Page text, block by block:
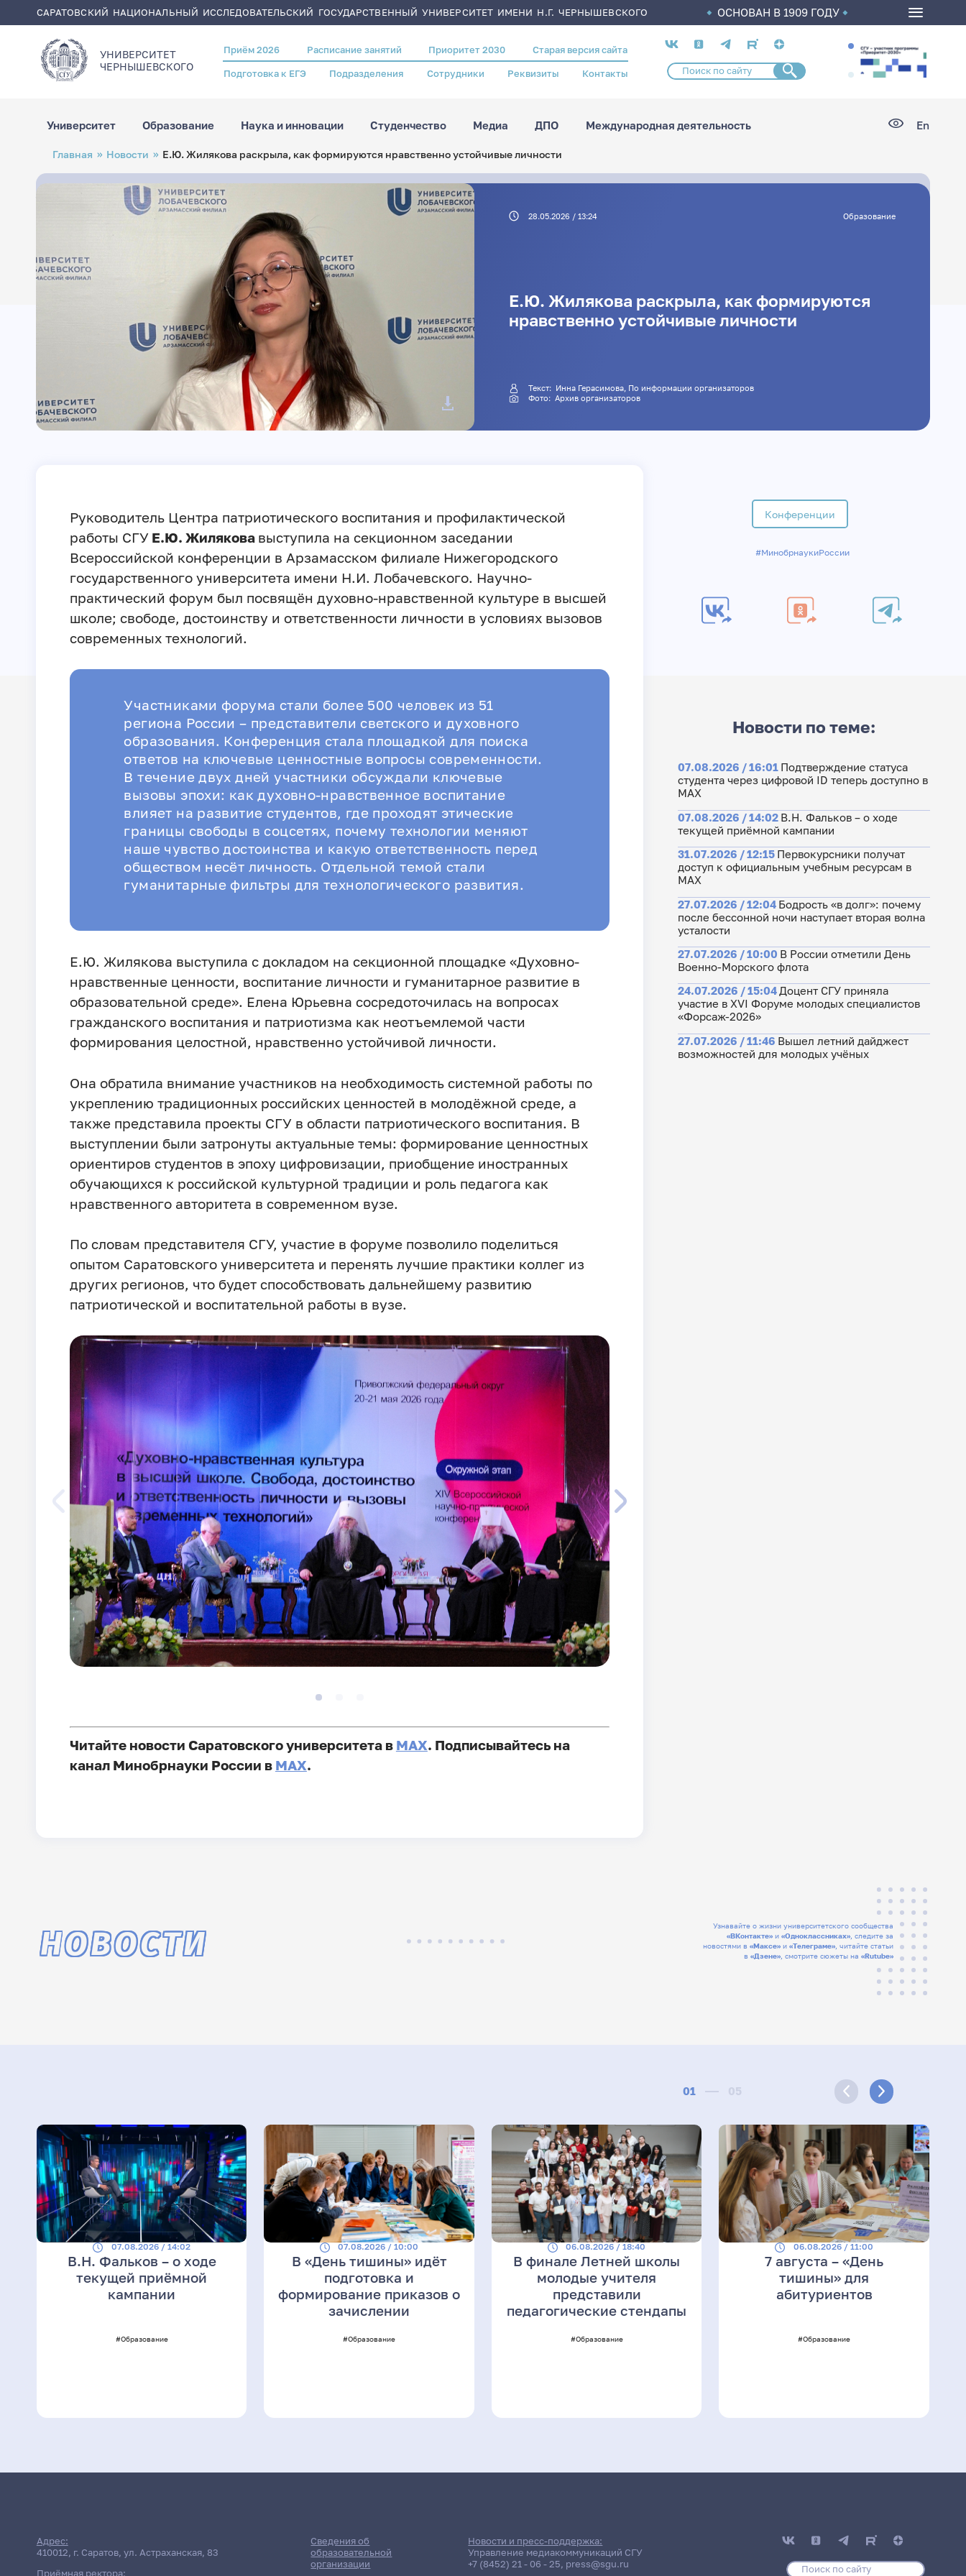
содержанию
САРАТОВСКИЙ НАЦИОНАЛЬНЫЙ ИССЛЕДОВАТЕЛЬСКИЙ ГОСУДАРСТВЕННЫЙ УНИВЕРСИТЕТ ИМЕНИ Н.Г. ЧЕРНЫШЕВСКОГО ОСНОВАН В 1909 ГОДУ
УНИВЕРСИТЕТ
ЧЕРНЫШЕВСКОГO
Header
menu
Приём 2026 Расписание занятий Приоритет 2030 Старая версия сайта
Подготовка к ЕГЭ Подразделения Сотрудники Реквизиты Контакты
Социальные
сети
Университет Образование Наука и инновации Студенчество Медиа ДПО Международная деятельность En
Строка
навигации
Главная Новости Е.Ю. Жилякова раскрыла, как формируются нравственно устойчивые личности
28.05.2026 / 13:24 Образование
Е.Ю. Жилякова раскрыла, как формируются
нравственно устойчивые личности
Текст: Инна Герасимова, По информации организаторов
Фото: Архив организаторов
Руководитель Центра патриотического воспитания и профилактической
работы СГУЕ.Ю. Жилякова выступила на секционном заседании
Всероссийской конференции в Арзамасском филиале Нижегородского
государственного университета имени Н.И. Лобачевского. Научно-
практический форум был посвящён духовно-нравственной культуре в высшей
школе; свободе, достоинству и ответственности личности в условиях вызовов
современных технологий.
Участниками форума стали более 500 человек из 51
региона России – представители светского и духовного
образования. Конференция стала площадкой для поиска
ответов на ключевые ценностные вопросы современности.
В течение двух дней участники обсуждали ключевые
вызовы эпохи: как духовно-нравственное воспитание
влияет на развитие студентов, где проходят этические
границы свободы в соцсетях, почему технологии меняют
наше чувство достоинства и какую ответственность перед
обществом несёт личность. Отдельной темой стали
гуманитарные фильтры для технологического развития.
Е.Ю. Жилякова выступила с докладом на секционной площадке «Духовно-
нравственные ценности, воспитание личности и гуманитарное развитие в
образовательной среде». Елена Юрьевна сосредоточилась на вопросах
гражданского воспитания и патриотизма как неотъемлемой части
формирования целостной, нравственно устойчивой личности.
Она обратила внимание участников на необходимость системной работы по
укреплению традиционных российских ценностей в молодёжной среде, а
также представила проекты СГУ в области патриотического воспитания. В
выступлении были затронуты актуальные темы: формирование ценностных
ориентиров студентов в эпоху цифровизации, приобщение иностранных
обучающихся к российской культурной традиции и роль педагога как
нравственного авторитета в современном вузе.
По словам представителя СГУ, участие в форуме позволило поделиться
опытом Саратовского университета и перенять лучшие практики коллег из
других регионов, что будет способствовать дальнейшему развитию
патриотической и воспитательной работы в вузе.
Читайте новости Саратовского университета в MAX. Подписывайтесь на
канал Минобрнауки России в MAX.
Конференции
#МинобрнаукиРоссии
Новости по теме:
07.08.2026 / 16:01 Подтверждение статуса
студента через цифровой ID теперь доступно в
МАХ
07.08.2026 / 14:02 В.Н. Фальков – о ходе
текущей приёмной кампании
31.07.2026 / 12:15 Первокурсники получат
доступ к официальным учебным ресурсам в
МАХ
27.07.2026 / 12:04 Бодрость «в долг»: почему
после бессонной ночи наступает вторая волна
усталости
27.07.2026 / 10:00 В России отметили День
Военно-Морского флота
24.07.2026 / 15:04Доцент СГУ приняла
участие в XVI Форуме молодых специалистов
«Форсаж-2026»
27.07.2026 / 11:46 Вышел летний дайджест
возможностей для молодых учёных
Узнавайте о жизни университетского сообщества
«ВКонтакте» и«Одноклассниках» , следите за
новостями в«Максе» и«Телеграме» , читайте статьи
в«Дзене» , смотрите сюжеты на«Rutube»
НОВОСТИ
01 05
07.08.2026 / 14:02
В.Н. Фальков – о ходе
текущей приёмной
кампании
#Образование
07.08.2026 / 10:00
В «День тишины» идёт
подготовка и
формирование приказов о
зачислении
#Образование
06.08.2026 / 18:40
В финале Летней школы
молодые учителя
представили
педагогические стендапы
#Образование
06.08.2026 / 11:00
7 августа – «День
тишины» для
абитуриентов
#Образование
Адрес:
410012, г. Саратов, ул. Астраханская, 83
Приёмная ректора:
Сведения об
образовательной
организации
Новости и пресс-поддержка:
Управление медиакоммуникаций СГУ
+7 (8452) 21 - 06 - 25, press@sgu.ru